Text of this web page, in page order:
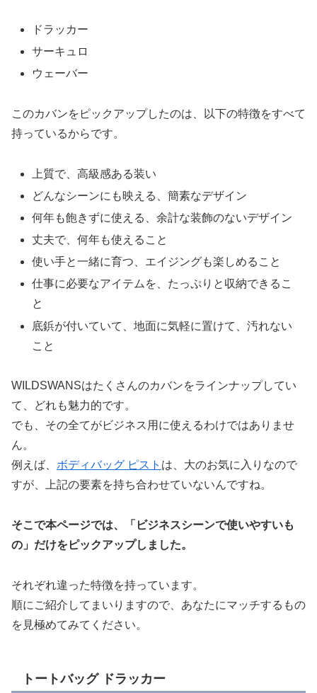
ドラッカー
サーキュロ
ウェーバー
このカバンをピックアップしたのは、以下の特徴をすべて
持っているからです。
上質で、高級感ある装い
どんなシーンにも映える、簡素なデザイン
何年も飽きずに使える、余計な装飾のないデザイン
丈夫で、何年も使えること
使い手と一緒に育つ、エイジングも楽しめること
仕事に必要なアイテムを、たっぷりと収納できるこ
と
底鋲が付いていて、地面に気軽に置けて、汚れない
こと
WILDSWANSはたくさんのカバンをラインナップしてい
て、どれも魅力的です。
でも、その全てがビジネス用に使えるわけではありませ
ん。
例えば、 ボディバッグ ピスト は、大のお気に入りなので
すが、上記の要素を持ち合わせていないんですね。
そこで本ページでは、「ビジネスシーンで使いやすいも
の」だけをピックアップしました。
それぞれ違った特徴を持っています。
順にご紹介してまいりますので、あなたにマッチするもの
を見極めてみてください。
トートバッグ ドラッカー